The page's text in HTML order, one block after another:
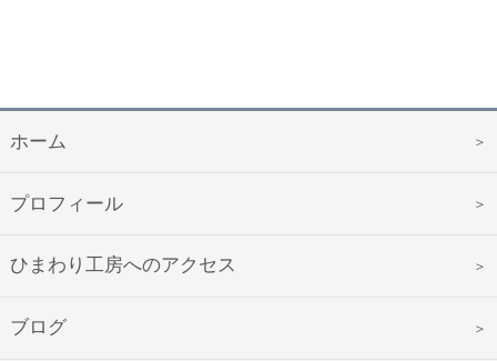
ホーム
プロフィール
ひまわり工房へのアクセス
ブログ